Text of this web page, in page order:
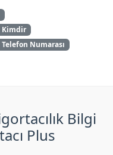
Kimdir
Numarası
Bilgi
Plus